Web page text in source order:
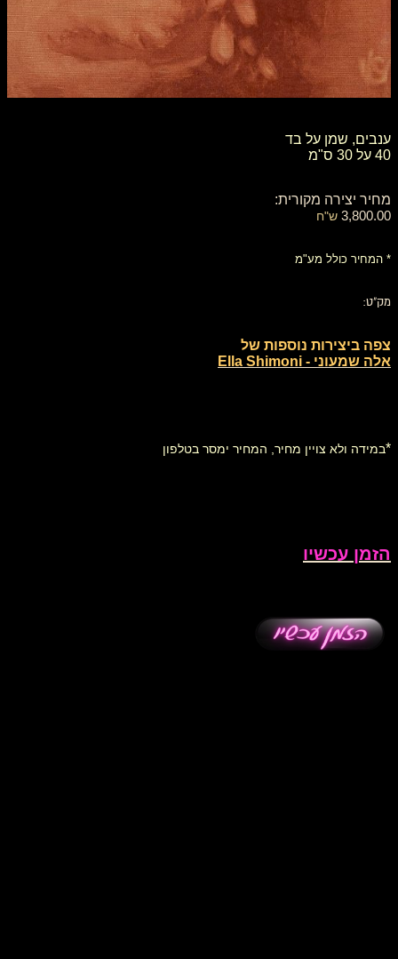
ענבים, שמן על בד
40 על 30 ס"מ
מחיר יצירה מקורית:
3,800.00 ש"ח
* המחיר כולל מע"מ
מק"ט:
צפה ביצירות נוספות של
אלה שמעוני - Ella Shimoni
*במידה ולא צויין מחיר, המחיר ימסר בטלפון
הזמן עכשיו